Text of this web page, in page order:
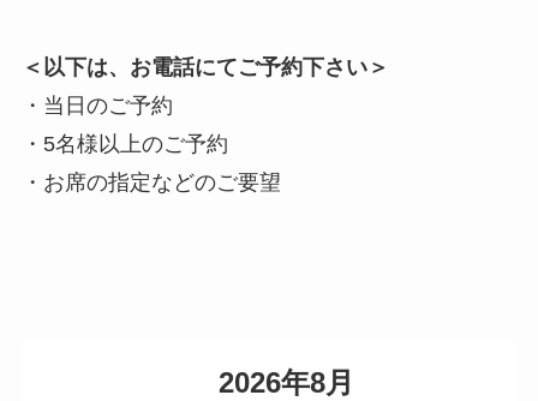
＜以下は、お電話にてご予約下さい＞
・当日のご予約
・5名様以上のご予約
・お席の指定などのご要望
                    2026年8月